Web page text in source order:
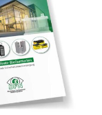
ist da!